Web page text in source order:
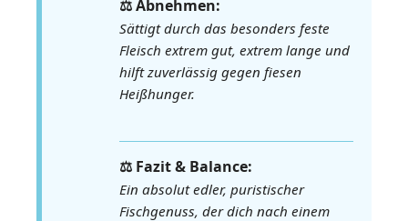
⚖️ Abnehmen:
Sättigt durch das besonders feste
Fleisch extrem gut, extrem lange und
hilft zuverlässig gegen fiesen
Heißhunger.
⚖️ Fazit & Balance:
Ein absolut edler, puristischer
Fischgenuss, der dich nach einem